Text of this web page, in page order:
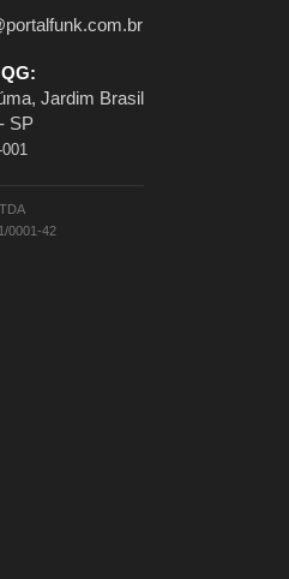
Jardim Brasil
SP
0001-42